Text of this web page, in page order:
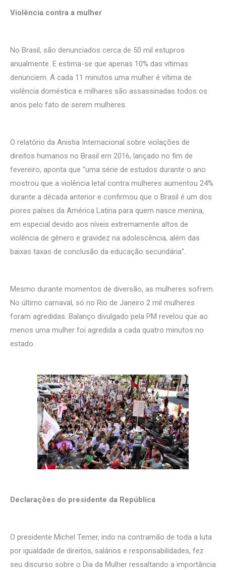
Violência contra a mulher
No Brasil, são denunciados cerca de 50 mil estupros
anualmente. E estima-se que apenas 10% das vítimas
denunciem. A cada 11 minutos uma mulher é vítima de
violência doméstica e milhares são assassinadas todos os
anos pelo fato de serem mulheres.
O relatório da Anistia Internacional sobre violações de
direitos humanos no Brasil em 2016, lançado no fim de
fevereiro, aponta que “uma série de estudos durante o ano
mostrou que a violência letal contra mulheres aumentou 24%
durante a década anterior e confirmou que o Brasil é um dos
piores países da América Latina para quem nasce menina,
em especial devido aos níveis extremamente altos de
violência de gênero e gravidez na adolescência, além das
baixas taxas de conclusão da educação secundária”.
Mesmo durante momentos de diversão, as mulheres sofrem.
No último carnaval, só no Rio de Janeiro 2 mil mulheres
foram agredidas. Balanço divulgado pela PM revelou que ao
menos uma mulher foi agredida a cada quatro minutos no
estado.
Declarações do presidente da República
O presidente Michel Temer, indo na contramão de toda a luta
por igualdade de direitos, salários e responsabilidades, fez
seu discurso sobre o Dia da Mulher ressaltando a importância